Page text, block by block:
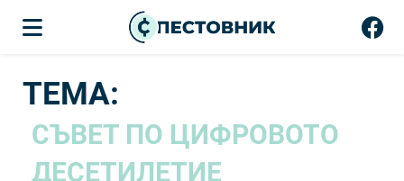
ТЕМА:
СЪВЕТ ПО ЦИФРОВОТО
ДЕСЕТИЛЕТИЕ